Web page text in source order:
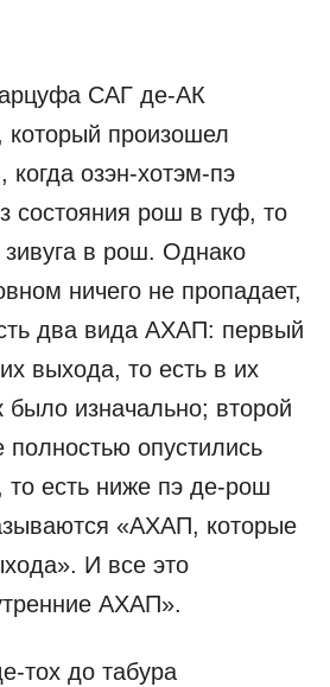
САГ де-­АК
который произошел
когда озэн-хотэм-пэ
рош в гуф, то
в рош. Однако
ничего не пропадает,
два вида АХАП: первый
выхода, то есть в их
изначально; второй
опустились
то есть ниже пэ де-рош
«АХАП, которые
И все это
АХАП».
тох до табура